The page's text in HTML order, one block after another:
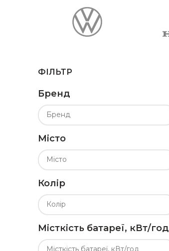
ФІЛЬТР
Бренд
Місто
Колір
Місткість батареї, кВт/год